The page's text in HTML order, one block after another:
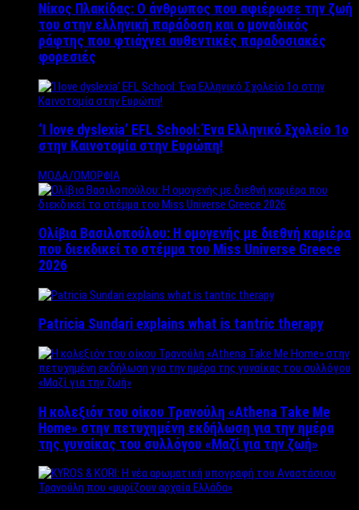
Νίκος Πλακίδας: O άνθρωπος που αφιέρωσε την ζωή
του στην ελληνική παράδοση και ο μοναδικός
ράφτης που φτιάχνει αυθεντικές παραδοσιακές
φορεσιές
‘Ι love dyslexia’ EFL School: Ένα Ελληνικό Σχολείo 1ο
στην Καινοτομία στην Ευρώπη!
ΜΟΔΑ/ΟΜΟΡΦΙΑ
Ολίβια Βασιλοπούλου: Η ομογενής με διεθνή καριέρα
που διεκδικεί το στέμμα του Miss Universe Greece
2026
Patricia Sundari explains what is tantric therapy
Η κολεξιόν του οίκου Τρανούλη «Athena Take Me
Home» στην πετυχημένη εκδήλωση για την ημέρα
της γυναίκας του συλλόγου «Μαζί για την ζωή»